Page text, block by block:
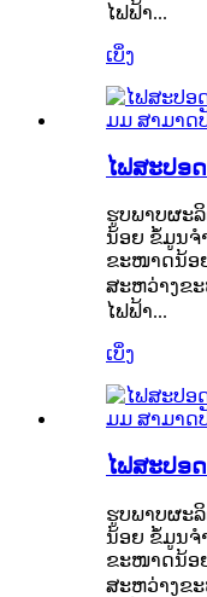
ໄຟຟ້າ...
ເບິ່ງ
ໄຟສະປອ
ຮູບພາບຜະ
ນ້ອຍ ຂໍ້ມູນຈ
ຂະໜາດນ້ອ
ສະຫວ່າງຂະ
ໄຟຟ້າ...
ເບິ່ງ
ໄຟສະປອ
ຮູບພາບຜະ
ນ້ອຍ ຂໍ້ມູນຈ
ຂະໜາດນ້ອ
ສະຫວ່າງຂະ